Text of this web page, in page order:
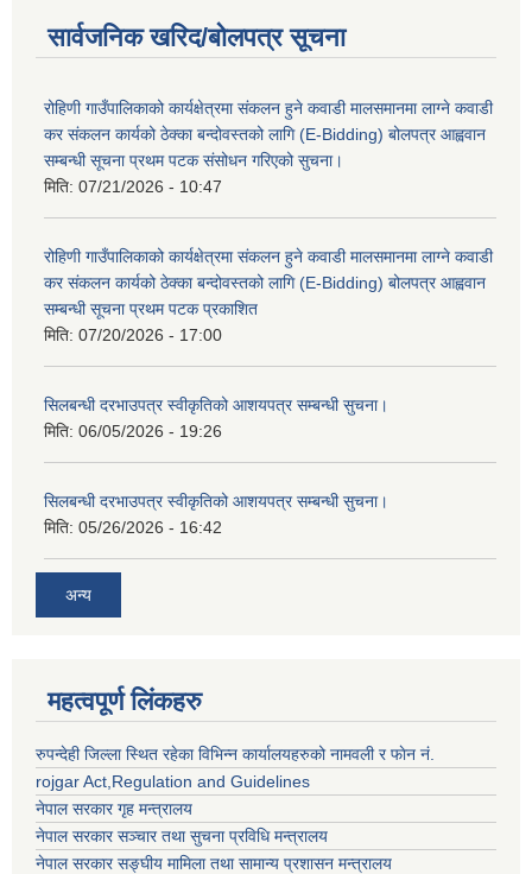
सार्वजनिक खरिद/बोलपत्र सूचना
रोहिणी गाउँपालिकाको कार्यक्षेत्रमा संकलन हुने कवाडी मालसमानमा लाग्ने कवाडी
कर संकलन कार्यको ठेक्का बन्दोवस्तको लागि (E-Bidding) बोलपत्र आह्ववान
सम्बन्धी सूचना प्रथम पटक संसोधन गरिएको सुचना।
मिति: 07/21/2026 - 10:47
रोहिणी गाउँपालिकाको कार्यक्षेत्रमा संकलन हुने कवाडी मालसमानमा लाग्ने कवाडी
कर संकलन कार्यको ठेक्का बन्दोवस्तको लागि (E-Bidding) बोलपत्र आह्ववान
सम्बन्धी सूचना प्रथम पटक प्रकाशित
मिति: 07/20/2026 - 17:00
सिलबन्धी दरभाउपत्र स्वीकृतिको आशयपत्र सम्बन्धी सुचना।
मिति: 06/05/2026 - 19:26
सिलबन्धी दरभाउपत्र स्वीकृतिको आशयपत्र सम्बन्धी सुचना।
मिति: 05/26/2026 - 16:42
अन्य
महत्वपूर्ण लिंकहरु
रुपन्देही जिल्ला स्थित रहेका विभिन्न कार्यालयहरुको नामवली र फाेन न‌ं.
rojgar Act,Regulation and Guidelines
नेपाल सरकार गृह मन्त्रालय
नेपाल सरकार सञ्चार तथा सुचना प्रविधि मन्त्रालय
नेपाल सरकार सङ्घीय मामिला तथा सामान्य प्रशासन मन्त्रालय